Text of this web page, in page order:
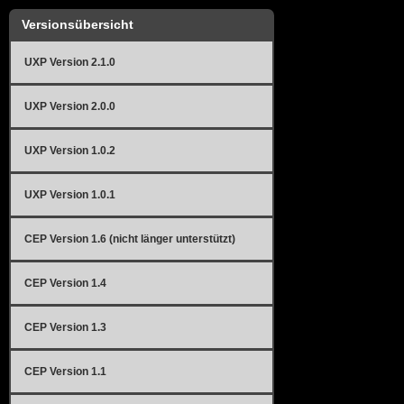
Versionsübersicht
UXP Version 2.1.0
UXP Version 2.0.0
UXP Version 1.0.2
UXP Version 1.0.1
CEP Version 1.6 (nicht länger unterstützt)
CEP Version 1.4
CEP Version 1.3
CEP Version 1.1